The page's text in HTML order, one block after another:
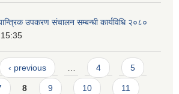
उपकरण संचालन सम्बन्धी कार्यविधि २०८०
‹ previous … 4 5
8 9 10 11